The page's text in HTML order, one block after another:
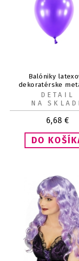
Balóniky
dekoratérske
fialové12 cm 100
6,68 €
DETAIL
NA